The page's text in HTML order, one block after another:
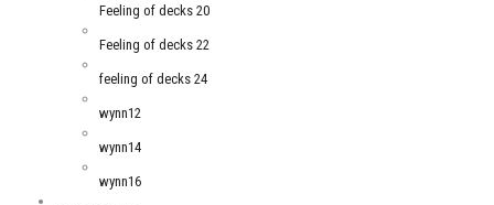
Feeling of decks 20
Feeling of decks 22
feeling of decks 24
wynn12
wynn14
wynn16